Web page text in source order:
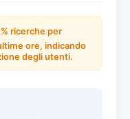
ricerche per
ore, indicando
degli utenti.